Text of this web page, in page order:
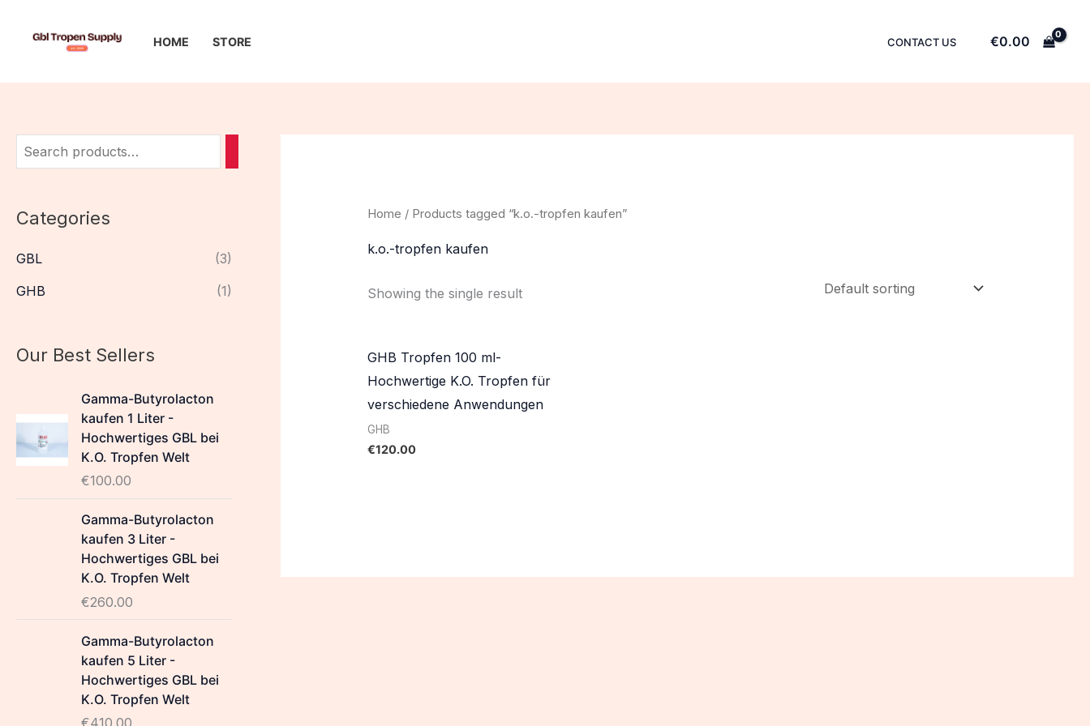
HOME STORE CONTACT US €0.00
Categories
GBL
(3)
GHB
(1)
Our Best Sellers
Gamma-Butyrolacton
kaufen 1 Liter -
Hochwertiges GBL bei
K.O. Tropfen Welt
€100.00
Gamma-Butyrolacton
kaufen 3 Liter -
Hochwertiges GBL bei
K.O. Tropfen Welt
€260.00
Gamma-Butyrolacton
kaufen 5 Liter -
Hochwertiges GBL bei
K.O. Tropfen Welt
Home / Products tagged “k.o.-tropfen kaufen”
k.o.-tropfen kaufen
Showing the single result
GHB Tropfen 100 ml-
Hochwertige K.O. Tropfen für
verschiedene Anwendungen
GHB
€120.00